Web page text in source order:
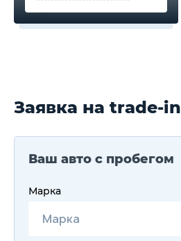
Заявка на trade-in
Ваш авто с пробегом
Марка